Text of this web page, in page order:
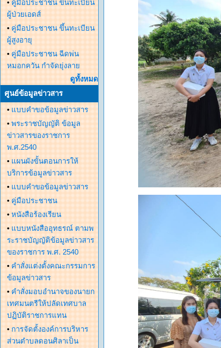
• คู่มือประชาชน ขึ้นทะเบียน
ผู้ป่วยเอดส์
• คู่มือประชาชน ขึ้นทะเบียน
ผู้สูงอายุ
• คู่มือประชาชน ฉีดพ่น
หมอกควัน กำจัดยุ่งลาย
ดูทั้งหมด
ศูนย์ข้อมูลข่าวสาร
• แบบคำขอข้อมูลข่าวสาร
• พระราชบัญญัติ ข้อมูล
ข่าวสารของราชการ
พ.ศ.2540
• แผนผังขั้นตอนการให้
บริการข้อมูลข่าวสาร
• แบบคำขอข้อมูลข่าวสาร
• คู่มือประชาชน
• หนังสือร้องเรียน
• แบบหนังสืออุทธรณ์ ตามพ
ระราชบัญญัติข้อมูลข่าวสาร
ของราชการ พ.ศ. 2540
• คำสั่งแต่งตั้งคณะกรรมการ
ข้อมูลข่าวสาร
• คำสั่งมอบอำนาจของนายก
เทศมนตรีให้ปลัดเทศบาล
ปฏิบัติราชการแทน
• การจัดตั้งองค์การบริหาร
ส่วนตำบลดอนศิลาเป็น